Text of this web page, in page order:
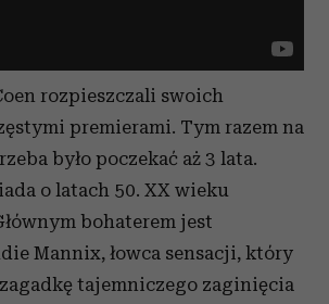
rozpieszczali swoich
premierami. Tym razem na
było poczekać aż 3 lata.
o latach 50. XX wieku
bohaterem jest
Mannix, łowca sensacji, który
tajemniczego zaginięcia